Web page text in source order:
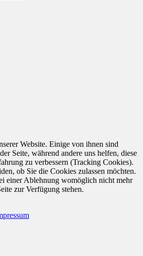
Website. Einige von ihnen sind
Seite, während andere uns helfen, diese
zu verbessern (Tracking Cookies).
ob Sie die Cookies zulassen möchten.
einer Ablehnung womöglich nicht mehr
zur Verfügung stehen.